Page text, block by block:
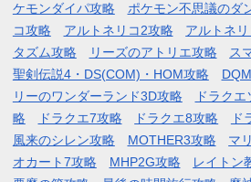
ケモンダイパ攻略
ポケモン不思議のダ
コ攻略
アルトネリコ2攻略 アルトネ
タズム攻略
リーズのアトリエ攻略 ス
聖剣伝説4・DS(COM)・HOM攻略
リーのワンダーランド3D攻略
ドラク
略
ドラクエ7攻略 ドラクエ8攻略 ド
風来のシレン攻略
MOTHER3攻略 マ
オカート7攻略
MHP2G攻略
レイトン